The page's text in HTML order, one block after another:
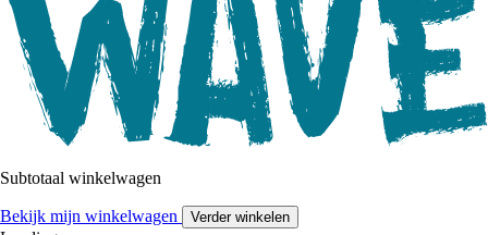
Subtotaal winkelwagen
Bekijk mijn winkelwagen Verder winkelen